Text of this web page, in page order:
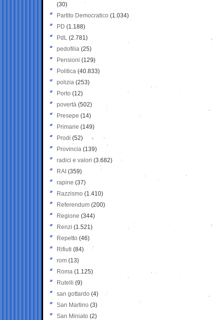
(30)
Partito Democratico (1.034)
PD (1.188)
PdL (2.781)
pedofilia (25)
Pensioni (129)
Politica (40.833)
polizia (253)
Porto (12)
povertà (502)
Presepe (14)
Primarie (149)
Prodi (52)
Provincia (139)
radici e valori (3.682)
RAI (359)
rapine (37)
Razzismo (1.410)
Referendum (200)
Regione (344)
Renzi (1.521)
Repetto (46)
Rifiuti (84)
rom (13)
Roma (1.125)
Rutelli (9)
san gottardo (4)
San Martino (3)
San Miniato (2)